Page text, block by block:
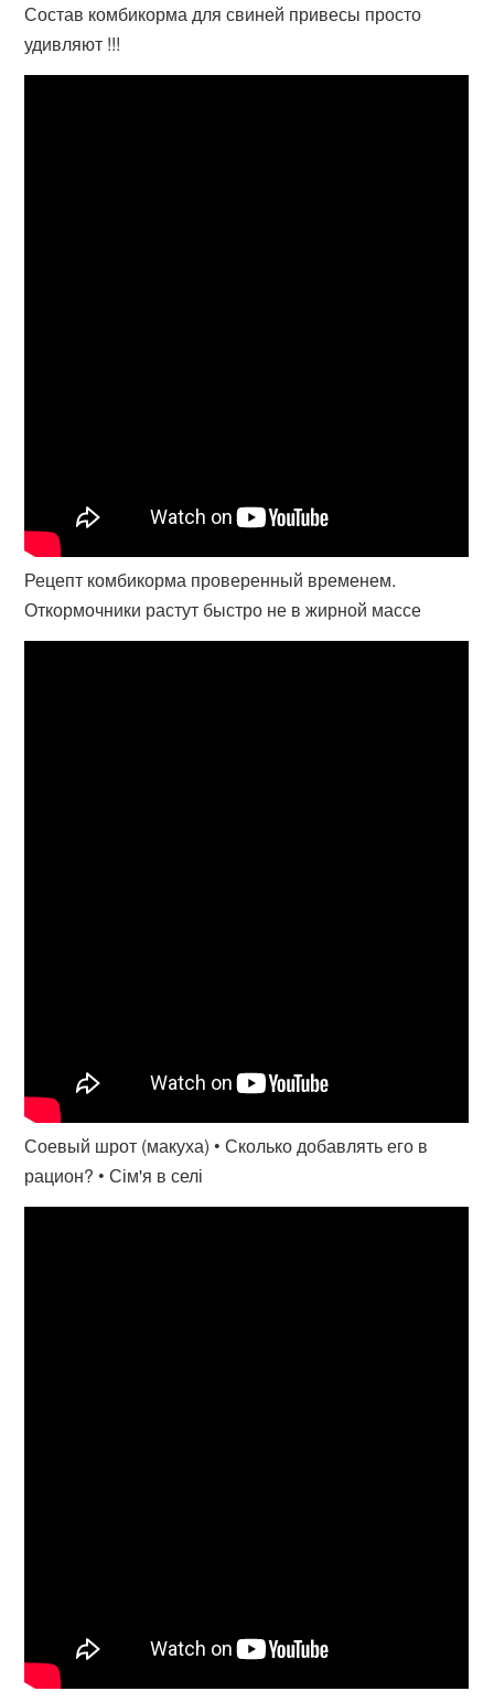
Состав комбикорма для свиней привесы просто
удивляют !!!
Рецепт комбикорма проверенный временем.
Откормочники растут быстро не в жирной массе
Соевый шрот (макуха) • Сколько добавлять его в
рацион? • Сім'я в селі